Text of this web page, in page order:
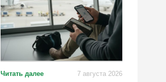
Читать далее 7 августа 2026